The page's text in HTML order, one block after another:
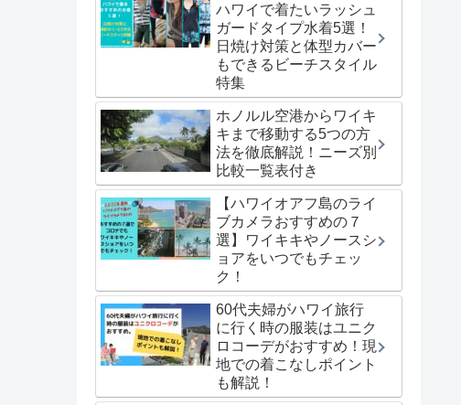
ハワイで着たいラッシュ
ガードタイプ水着5選！
日焼け対策と体型カバー
もできるビーチスタイル
特集
ホノルル空港からワイキ
キまで移動する5つの方
法を徹底解説！ニーズ別
比較一覧表付き
【ハワイオアフ島のライ
ブカメラおすすめの７
選】ワイキキやノースシ
ョアをいつでもチェッ
ク！
60代夫婦がハワイ旅行
に行く時の服装はユニク
ロコーデがおすすめ！現
地での着こなしポイント
も解説！